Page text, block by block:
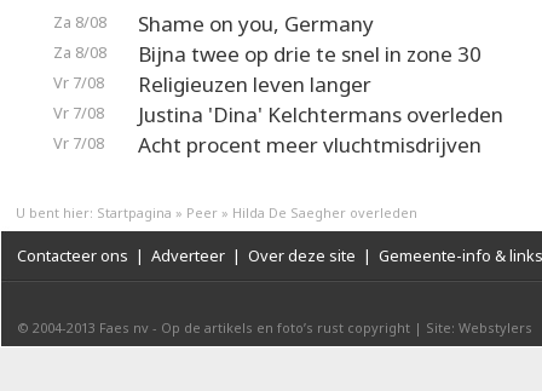
Za 8/08 Shame on you, Germany
Za 8/08 Bijna twee op drie te snel in zone 30
Vr 7/08 Religieuzen leven langer
Vr 7/08 Justina 'Dina' Kelchtermans overleden
Vr 7/08 Acht procent meer vluchtmisdrijven
U bent hier: Startpagina » Peer » Hilda De Saegher overleden
Contacteer ons | Adverteer | Over deze site | Gemeente-info & links
© 2004-2013 Faes nv - Op de artikels en foto’s rust copyright | Site: Webstylers